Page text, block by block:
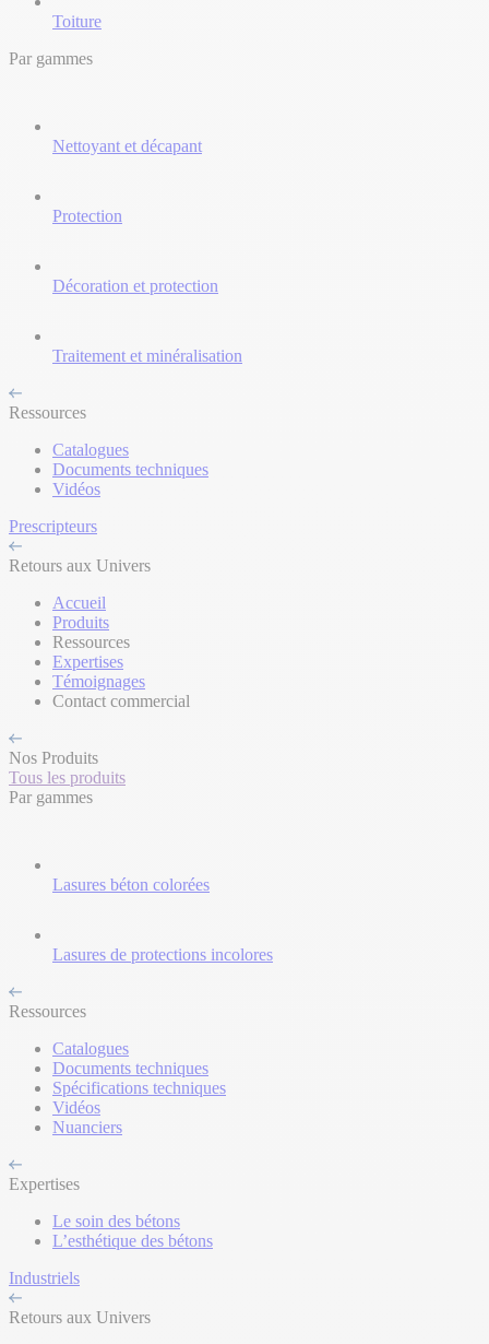
Toiture
Par gammes
Nettoyant et décapant
Protection
Décoration et protection
Traitement et minéralisation
Ressources
Catalogues
Documents techniques
Vidéos
Prescripteurs
Retours aux Univers
Accueil
Produits
Ressources
Expertises
Témoignages
Contact commercial
Nos Produits
Tous les produits
Par gammes
Lasures béton colorées
Lasures de protections incolores
Ressources
Catalogues
Documents techniques
Spécifications techniques
Vidéos
Nuanciers
Expertises
Le soin des bétons
L’esthétique des bétons
Industriels
Retours aux Univers